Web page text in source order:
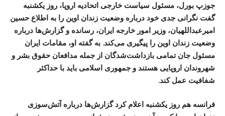
جوزپ بورل، مسئول سیاست خارجی اتحادیه اروپا، روز یکشنبه
گفت نگرانی جدی خود درباره وضعیت زندان اوین را به اطلاع حسین
امیرعبداللهیان، وزیر امور خارجه ایران، رسانده و گزارش‌ها درباره
وضعیت زندان اوین را پیگیری می‌کند. به گفته او، مقامات ایران
مسئول جان تمامی بازداشت‌شدگان از جمله مدافعان حقوق بشر و
شهروندان اروپایی هستند و جمهوری اسلامی باید با حداکثر
شفافیت عمل کند.
فرانسه هم روز یکشنبه اعلام کرد گزارش‌ها درباره آتش‌سوزی